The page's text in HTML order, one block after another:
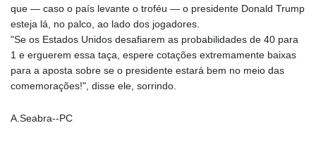
que — caso o país levante o troféu — o presidente Donald Trump
esteja lá, no palco, ao lado dos jogadores.
"Se os Estados Unidos desafiarem as probabilidades de 40 para
1 e erguerem essa taça, espere cotações extremamente baixas
para a aposta sobre se o presidente estará bem no meio das
comemorações!", disse ele, sorrindo.
A.Seabra--PC